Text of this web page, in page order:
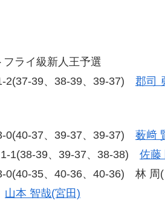
ライ級新人王予選
39、38-39、39-37) 郡司
37、39-37、39-37) 薮﨑
1(38-39、39-37、38-38) 佐藤
35、40-36、40-36) 林 周(
山本 智哉(宮田)